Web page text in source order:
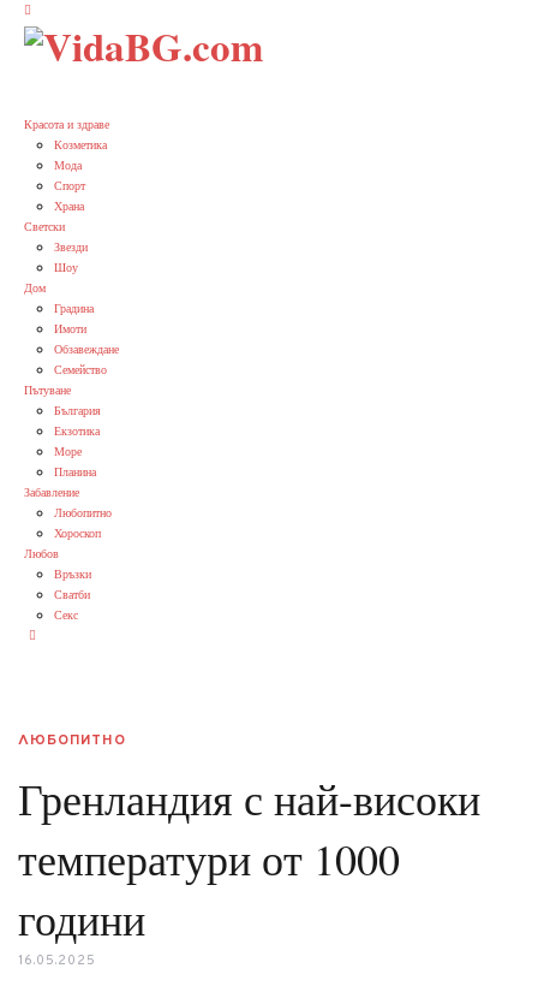
Красота и здраве
Козметика
Мода
Спорт
Храна
Светски
Звезди
Шоу
Дом
Градина
Имоти
Обзавеждане
Семейство
Пътуване
България
Екзотика
Море
Планина
Забавление
Любопитно
Хороскоп
Любов
Връзки
Сватби
Секс
ЛЮБОПИТНО
Гренландия с най-високи
температури от 1000
години
16.05.2025